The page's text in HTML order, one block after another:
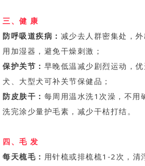
三、健 康
防呼吸道疾病： 减少去人群密集处，
用加湿器，避免干燥刺激；
保护关节： 早晚低温减少剧烈运动，
犬、大型犬可补关节保健品；
防皮肤干： 每周用温水洗1次澡，不用
洗完涂少量护毛素，减少干枯打结。
四、毛 发
每天梳毛： 用针梳或排梳梳1-2次，清